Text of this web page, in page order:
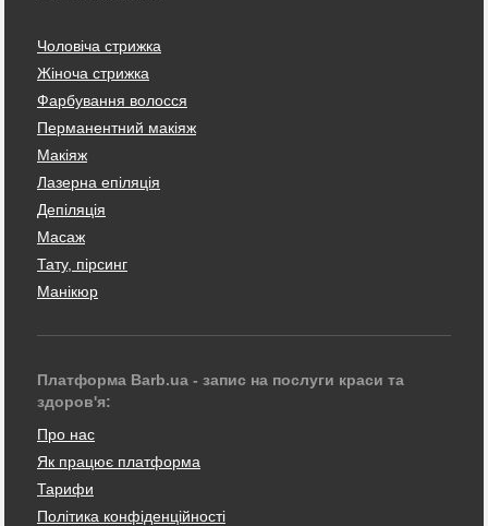
Чоловіча стрижка
Жіноча стрижка
Фарбування волосся
Перманентний макіяж
Макіяж
Лазерна епіляція
Депіляція
Масаж
Тату, пірсинг
Манікюр
Платформа Barb.ua - запис на послуги краси та
здоров'я:
Про нас
Як працює платформа
Тарифи
Політика конфіденційності